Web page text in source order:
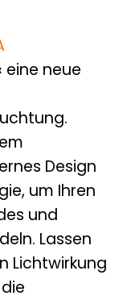
eine neue
Design
um Ihren
und
Lassen
Lichtwirkung